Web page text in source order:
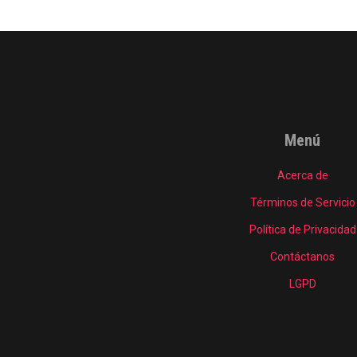
Menú
Acerca de
Términos de Servicio
Política de Privacidad
Contáctanos
LGPD